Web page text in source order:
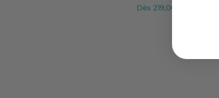
Dès 219,00 €